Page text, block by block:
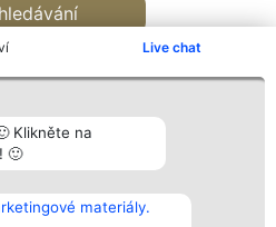
Live chat
Klikněte na
🙂
materiály.
všech
Kontakt